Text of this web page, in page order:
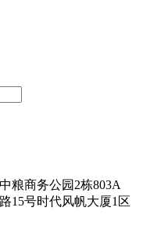
粮商务公园2栋803A
15号时代风帆大厦1区